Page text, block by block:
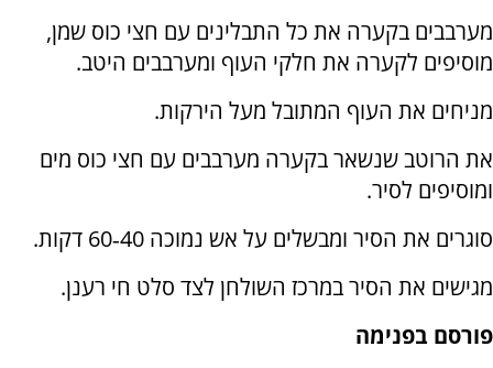
מערבבים בקערה את כל התבלינים עם חצי כוס שמן,
מוסיפים לקערה את חלקי העוף ומערבבים היטב.
מניחים את העוף המתובל מעל הירקות.
את הרוטב שנשאר בקערה מערבבים עם חצי כוס מים
ומוסיפים לסיר.
סוגרים את הסיר ומבשלים על אש נמוכה 40‑60 דקות.
מגישים את הסיר במרכז השולחן לצד סלט חי רענן.
פורסם בפנימה